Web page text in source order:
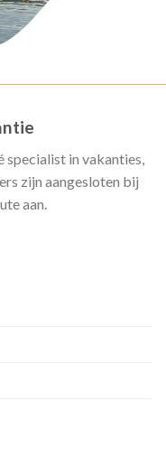
in vakanties,
zijn aangesloten bij
aan.